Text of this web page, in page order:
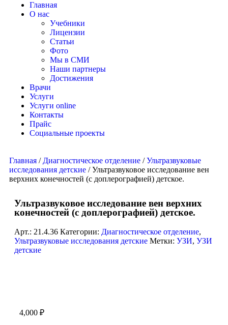
Главная
О нас
Учебники
Лицензии
Статьи
Фото
Мы в СМИ
Наши партнеры
Достижения
Врачи
Услуги
Услуги online
Контакты
Прайс
Социальные проекты
Главная / Диагностическое отделение /Ультразвуковые
исследования детские / Ультразвуковое исследование вен
верхних конечностей (с доплерографией) детское.
Ультразвуковое исследование вен верхних
конечностей (с доплерографией) детское.
Арт.: 21.4.36 Категории: Диагностическое отделение,
Ультразвуковые исследования детские Метки: УЗИ, УЗИ
детские
4,000 ₽